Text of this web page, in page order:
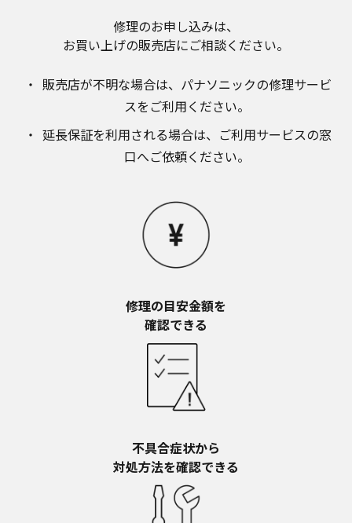
会社に直接お問い合わせください。
本ウェブサイトのサービスに係わる損害の免責
かったことにより万一損害（データの破損・業務の中
断・営業情報の損失などによる損害を含む）が生じ、
たとえそのような損害の発生や第三者からの賠償請求
の可能性があることについてあらかじめ知らされた場
合でも、当社は一切責任を負いませんことをご了承く
本ウェブサイトのサービスは予告なく中止、または内
容や条件を変更する場合があります。あらかじめご了
取扱説明書は、商品をご購入いただいたお客様のため
明書について、ご購入のお客様以外からのお問い合わ
せにはお応えできない場合がありますことを、ご了承
修理のお申し込みは、​
お買い上げの販売店にご相談ください。​
販売店が不明な場合は、​パナソニックの修理サービ
スをご利用ください。​
延長保証を利用される場合は、​ご利用サービスの窓
口へご依頼ください。
修理の目安金額を​
確認できる
不具合症状から​
対処方法を確認できる